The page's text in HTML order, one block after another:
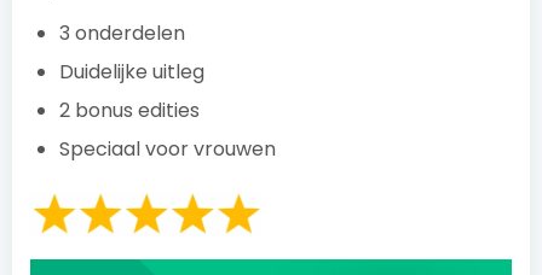
3 onderdelen
Duidelijke uitleg
2 bonus edities
Speciaal voor vrouwen